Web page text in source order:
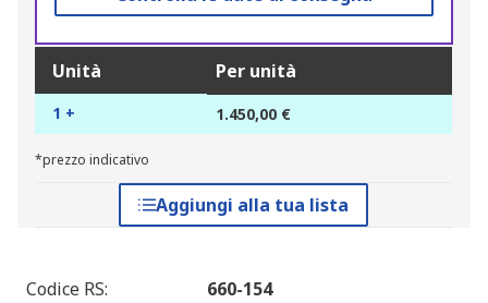
Unità Per unità
1 + 1.450,00 €
*prezzo indicativo
Aggiungi alla tua lista
Codice RS:
660-154